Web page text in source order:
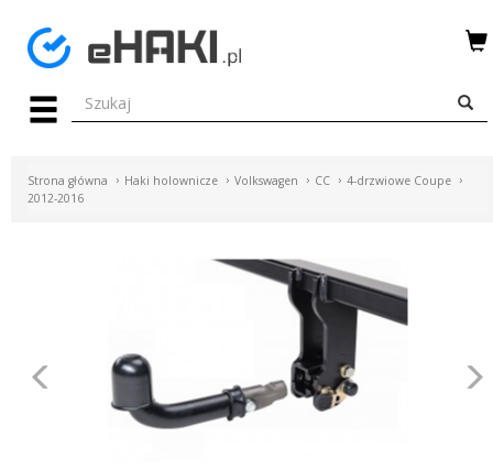
Menu
HAKI
WIĄZKI
BOXY
Strona główna Haki holownicze Volkswagen CC
4-drzwiowe Coupe
2012-2016
Poprzednie